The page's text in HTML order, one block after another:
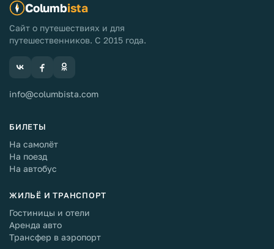
Columbista
Сайт о путешествиях и для
путешественников. С 2015 года.
info@columbista.com
БИЛЕТЫ
На самолёт
На поезд
На автобус
ЖИЛЬЁ И ТРАНСПОРТ
Гостиницы и отели
Аренда авто
Трансфер в аэропорт